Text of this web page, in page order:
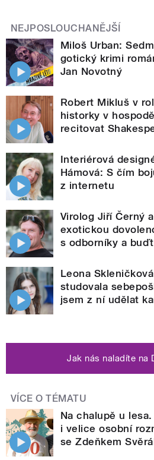
NEJPOSLOUCHANĚJŠÍ
Miloš Urban:
gotický krimi
Jan Novotný
Robert Mikluš v
historky v
recitovat
Interiérová
Hámová: S čím
z internetu
Virolog Jiří Černý
exotickou
s odborníky a
Leona
studovala
jsem z ní udělat
Jak nás naladíte na
VÍCE O TÉMATU
Na chalupě u
i velice osobní
se Zdeňkem